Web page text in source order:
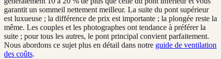
garantit un sommeil nettement meilleur. La suite du pont supérieur
est luxueuse ; la différence de prix est importante ; la plongée reste la
même. Les couples et les photographes ont tendance à préférer la
suite ; pour tous les autres, le pont principal convient parfaitement.
Nous abordons ce sujet plus en détail dans notre guide de ventilation
des coûts.